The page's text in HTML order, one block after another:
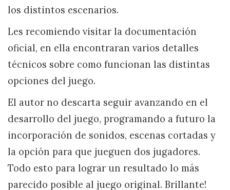
los distintos escenarios.
Les recomiendo visitar la documentación
oficial, en ella encontraran varios detalles
técnicos sobre como funcionan las distintas
opciones del juego.
El autor no descarta seguir avanzando en el
desarrollo del juego, programando a futuro la
incorporación de sonidos, escenas cortadas y
la opción para que jueguen dos jugadores.
Todo esto para lograr un resultado lo más
parecido posible al juego original. Brillante!